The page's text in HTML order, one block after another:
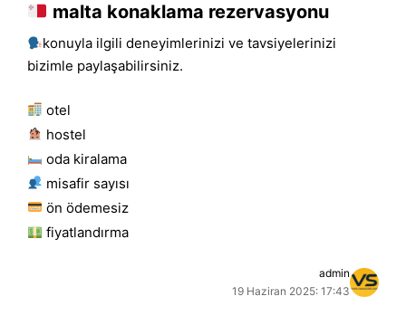
malta konaklama rezervasyonu
konuyla ilgili deneyimlerinizi ve tavsiyelerinizi
bizimle paylaşabilirsiniz.
otel
hostel
oda kiralama
misafir sayısı
ön ödemesiz
fiyatlandırma
admin
19 Haziran 2025: 17:43